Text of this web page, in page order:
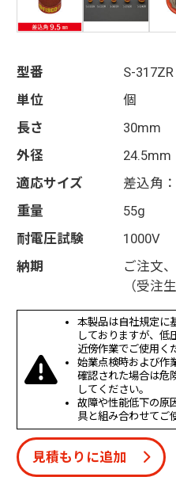
型番
S-317ZR
単位
個
長さ
30mm
外径
24.5mm
適応サイズ
差込角
重量
55g
耐電圧試験
1000V
納期
ご注文
（受注
本製品は自社規定に
しておりますが、低
近傍作業でご使用く
始業点検時および作
確認された場合は危
してください。
故障や性能低下の原
具と組み合わせてご
見積もりに追加